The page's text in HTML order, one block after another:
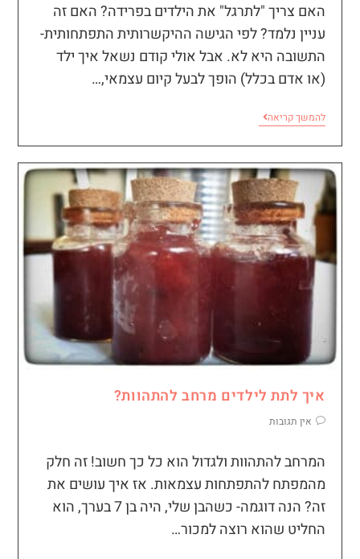
האם צריך "לתרגל" את הילדים בפרידה? האם זה
עניין נלמד? לפי הגישה ההיקשרותית התפתחותית-
התשובה היא לא. אבל אולי קודם נשאל איך ילד
(או אדם בכלל) הופך לבעל קיום עצמאי,…
להמשך קריאה
איך לתת לילדים מרחב להתהוות?
אין תגובות
המרחב להתהוות ולגדול הוא כל כך חשוב! זה חלק
מהמפתח להתפתחות עצמאות. אז איך עושים את
זה? הנה דוגמה- כשהבן שלי, היה בן 7 בערך, הוא
החליט שהוא רוצה למכור…